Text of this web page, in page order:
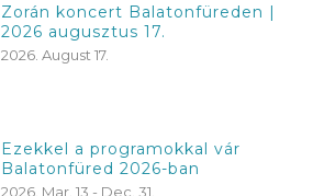
Zorán koncert Balatonfüreden |
2026 augusztus 17.
2026. August 17.
Ezekkel a programokkal vár
Balatonfüred 2026-ban
2026. Mar. 13 - Dec. 31.